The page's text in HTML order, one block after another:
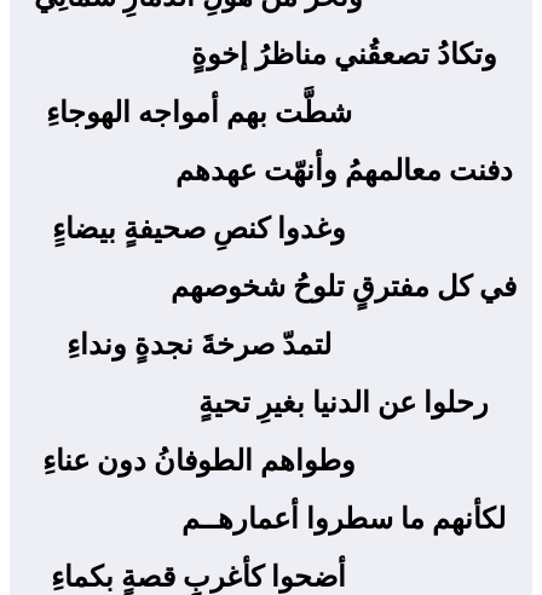
وتكادُ تصعقُني مناظرُ إخوةٍ ‍
شطَّت بهم أمواجه الهوجاءِ
دفنت معالمهمُ وأنهّت عهدهم ‍
وغدوا كنصِ صحيفةٍ بيضاءِِ
في كل مفترقٍ تلوحُ شخوصهم ‍
لتمدّ صرخةَ نجدةٍ ونداءِ
رحلوا عن الدنيا بغيرِ تحيةٍ ‍
وطواهم الطوفانُ دون عناءِ
لكأنهم ما سطروا أعمارهــم ‍
أضحوا كأغربِِ قصةٍ بكماءِ